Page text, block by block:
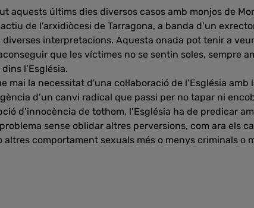
aquests últims dies diversos casos amb monjos de
de l’arxidiòcesi de Tarragona, a banda d’un
diverses interpretacions. Aquesta onada pot tenir a
que les víctimes no se sentin soles, sempre
l’Església.
mai la necessitat d'una col·laboració de l’Església
d’un canvi radical que passi per no tapar ni
d’innocència de tothom, l’Església ha de predicar
sense oblidar altres perversions, com ara els
altres comportament sexuals més o menys criminals o